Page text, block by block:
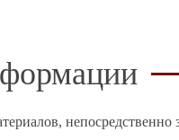
непосредственно